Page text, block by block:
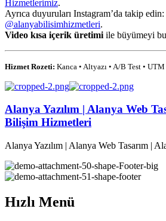
Hizmetlerimiz.
Ayrıca duyuruları Instagram’da takip edin:
@alanyabilisimhizmetleri.
Video kısa içerik üretimi ile büyümeyi
Hizmet Rozeti: Kanca • Altyazı • A/B Test •
Alanya Yazılım | Alanya Web
Bilişim Hizmetleri
Alanya Yazılım | Alanya Web Tasarım |
Hızlı Menü